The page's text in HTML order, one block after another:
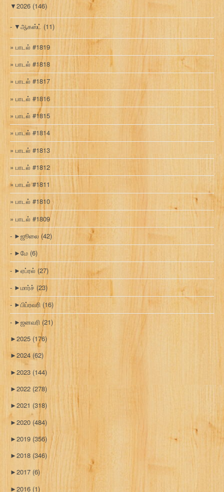
▼2026 (146)
▼ஆகஸ்ட் (11)
பாடல் #1819
பாடல் #1818
பாடல் #1817
பாடல் #1816
பாடல் #1815
பாடல் #1814
பாடல் #1813
பாடல் #1812
பாடல் #1811
பாடல் #1810
பாடல் #1809
►ஜூலை (42)
►மே (6)
►ஏப்ரல் (27)
►மார்ச் (23)
►பிப்ரவரி (16)
►ஜனவரி (21)
►2025 (176)
►2024 (62)
►2023 (144)
►2022 (278)
►2021 (318)
►2020 (484)
►2019 (356)
►2018 (346)
►2017 (6)
►2016 (1)